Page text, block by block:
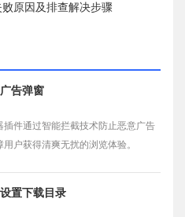
原因及排查解决步骤
告弹窗
插件通过智能拦截技术防止恶意广告
用户获得清爽无扰的浏览体验。
置下载目录